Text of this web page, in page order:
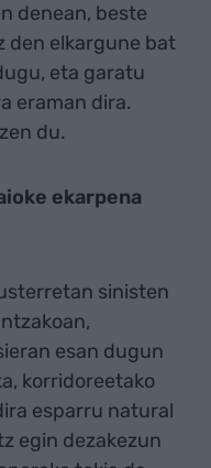
denean, beste
den elkargune bat
eta garatu
eraman dira.
du.
ekarpena
sinisten
esan dugun
korridoreetako
esparru natural
egin dezakezun